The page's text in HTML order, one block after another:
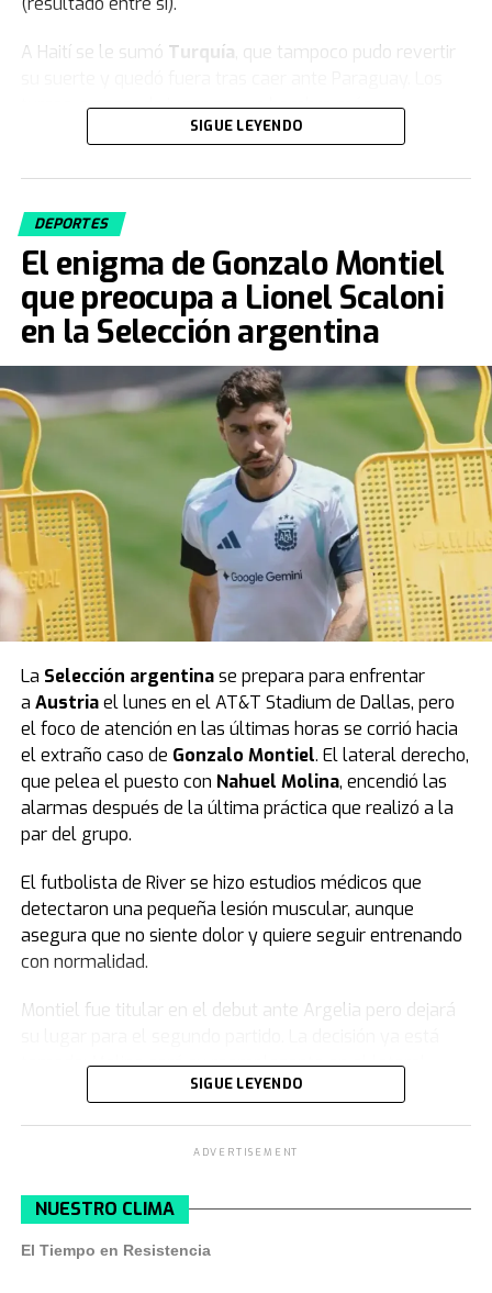
A Haití se le sumó Turquía , que tampoco pudo revertir
turcos, a pesar de jugar con un hombre más, no
lograron dar vuelta el resultado y firmaron una rápida
Mundo.
Fuente: TN
SIGUE LEYENDO
DEPORTES
El enigma de Gonzalo Montiel
que preocupa a Lionel Scaloni
en la Selección argentina
La Selección argentinase prepara para enfrentar
a Austriael lunes en el AT&T Stadium de Dallas, pero
el foco de atención en las últimas horas se corrió hacia
el extraño caso de Gonzalo Montiel. El lateral derecho,
que pelea el puesto con Nahuel Molina, encendió las
alarmas después de la última práctica que realizó a la
par del grupo.
El futbolista de River se hizo estudios médicos que
detectaron una pequeña lesión muscular, aunque
asegura que no siente dolor y quiere seguir entrenando
con normalidad.
Montiel fue titular en el debut ante Argelia pero dejará
tomada: Molina será su reemplazante en el lateral
derecho frente a Austria. El jugador del Atlético de
El extraño caso de Montiel: lesión en los
estudios, pero sin síntomas
SIGUE LEYENDO
ADVERTISEMENT
NUESTRO CLIMA
El Tiempo en Resistencia